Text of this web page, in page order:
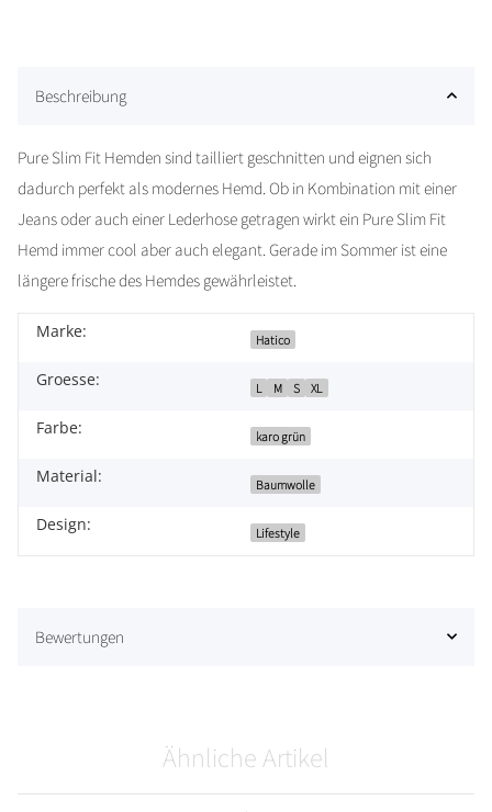
Beschreibung
Pure Slim Fit Hemden sind tailliert geschnitten und eignen sich
dadurch perfekt als modernes Hemd. Ob in Kombination mit einer
Jeans oder auch einer Lederhose getragen wirkt ein Pure Slim Fit
Hemd immer cool aber auch elegant. Gerade im Sommer ist eine
längere frische des Hemdes gewährleistet.
Marke: Hatico
Groesse: L M S XL
Farbe: karo grün
Material: Baumwolle
Design: Lifestyle
Bewertungen
Ähnliche Artikel